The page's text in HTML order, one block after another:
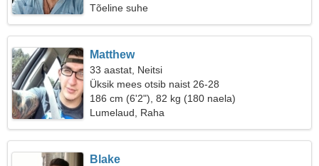
Tõeline suhe
Matthew
33 aastat, Neitsi
Üksik mees otsib naist 26-28
186 cm (6'2"), 82 kg (180 naela)
Lumelaud, Raha
Blake